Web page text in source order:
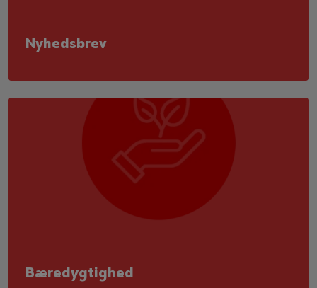
Nyhedsbrev
Bæredygtighed